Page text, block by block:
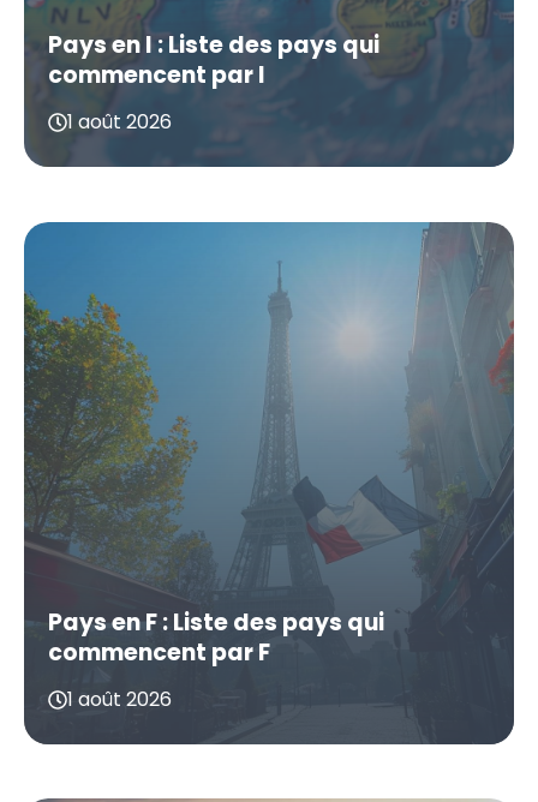
Pays en I : Liste des pays qui
commencent par I
1 août 2026
Pays en F : Liste des pays qui
commencent par F
1 août 2026